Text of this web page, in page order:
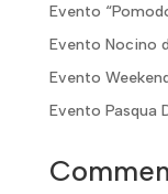
Evento
Evento Nocino
Evento
Evento Pasqua